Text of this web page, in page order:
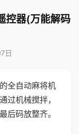
控器(万能解码
日
全自动麻将机
过机械搅拌，
后码放整齐。